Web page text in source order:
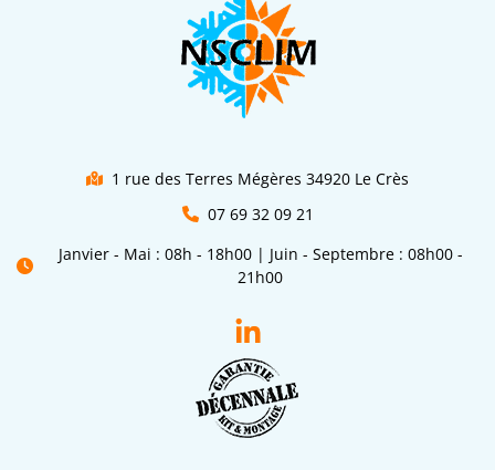
1 rue des Terres Mégères 34920 Le Crès
07 69 32 09 21
Janvier - Mai : 08h - 18h00 | Juin - Septembre : 08h00 -
21h00